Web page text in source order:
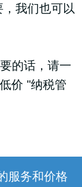
我们也可以
的话，请一
价 "纳税管
服务和价格